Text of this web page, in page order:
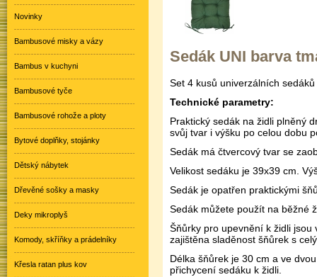
Sedák UNI barva
Set 4 kusů univerzálních
Technické parametry:
Praktický sedák na židli plněný
svůj tvar i výšku po celou dobu
Sedák má čtvercový tvar se
Velikost sedáku je 39x39 cm.
Sedák je opatřen praktickými
Sedák můžete použít na běžné
Šňůrky pro upevnění k židli
zajištěna sladěnost šňůrek s
Délka šňůrek je 30 cm a ve
přichycení sedáku k židli.
Novinky
Bambusové misky a vázy
Bambus v kuchyni
Bambusové tyče
Bambusové rohože a ploty
Bytové doplňky, stojánky
Dětský nábytek
Dřevěné sošky a masky
Deky mikroplyš
Komody, skříňky a prádelníky
Křesla ratan plus kov